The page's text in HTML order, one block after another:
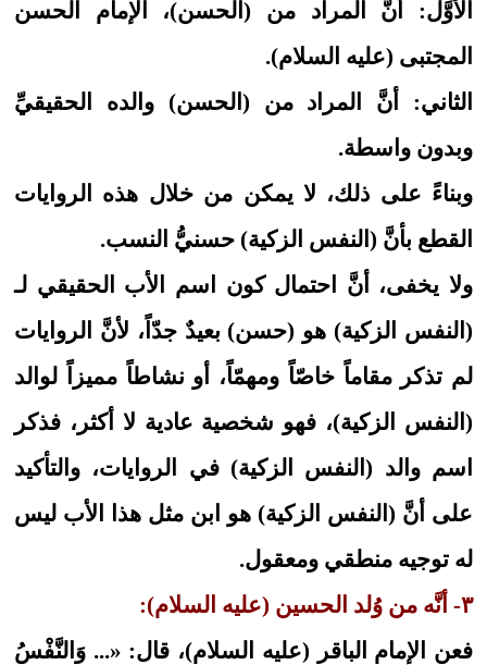
الأوَّل: أنَّ المراد من (الحسن)، الإمام الحسن
المجتبى (عليه السلام).
الثاني: أنَّ المراد من (الحسن) والده الحقيقيِّ
وبدون واسطة.
وبناءً على ذلك، لا يمكن من خلال هذه الروايات
القطع بأنَّ (النفس الزكية) حسنيُّ النسب.
ولا يخفى، أنَّ احتمال كون اسم الأب الحقيقي لـ
(النفس الزكية) هو (حسن) بعيدٌ جدّاً، لأنَّ الروايات
لم تذكر مقاماً خاصّاً ومهمّاً، أو نشاطاً مميزاً لوالد
(النفس الزكية)، فهو شخصية عادية لا أكثر، فذكر
اسم والد (النفس الزكية) في الروايات، والتأكيد
على أنَّ (النفس الزكية) هو ابن مثل هذا الأب ليس
له توجيه منطقي ومعقول.
٣- أنَّه من وُلد الحسين (عليه السلام):
فعن الإمام الباقر (عليه السلام)، قال: «... وَالنَّفْسُ‏